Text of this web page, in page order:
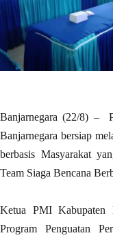
Banjarnegara (22/8) –
Banjarnegara bersiap
berbasis Masyarakat
Team Siaga Bencana
Ketua PMI Kabupaten
Program Penguatan